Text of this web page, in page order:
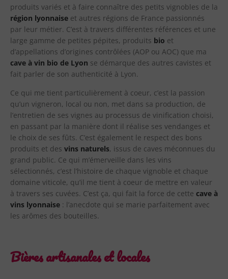
produits variés et à faire connaître des petits vignobles de la
région lyonnaise et autres régions de France passionnés
par leur métier. C’est à travers différentes références et une
large gamme de petites pépites, produits bio et
d’appellations d’origines contrôlées (AOP ou AOC) que ma
cave à vin bio de Lyon se démarque des autres cavistes et
fait parler de son authenticité à Lyon.
Ce qui me tient particulièrement à coeur, c’est la passion
qu’un vigneron, local ou non, met dans sa production, de
l’entretien de ses vignes au processus de vinification choisi,
en passant par la manière dont il réalise ses vendanges et
le choix de ses fûts. C’est également le respect des bons
produits et des vins naturels, issus de caves méconnues du
grand public. Ce qui m’émerveille dans les vins
sélectionnés, c’est l’histoire de chaque vignoble et chaque
domaine viticole, qu’il me tient à coeur de mettre en valeur
à travers ses cuvées. C’est ça, qui fait la force de cette cave à
vins lyonnaise : l’anecdote qui se marie parfaitement avec
les arômes des bouteilles.
Bières artisanales et locales